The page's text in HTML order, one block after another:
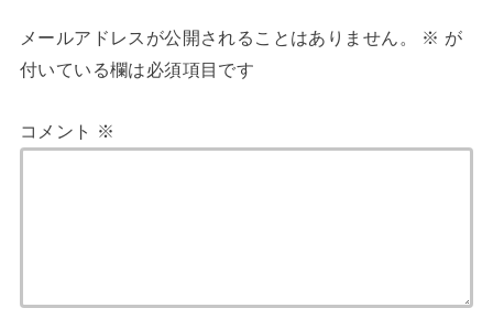
メールアドレスが公開されることはありません。 ※ が
付いている欄は必須項目です
コメント ※